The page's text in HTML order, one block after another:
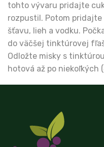
tohto vývaru pridajte
rozpustil. Potom
šťavu, lieh a vodku.
do väčšej tinktúrovej
Odložte misky s
hotová až po niekoľkých